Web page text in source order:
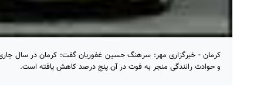
و حوادث رانندگی منجر به فوت در آن پنج درصد کاهش یافته است.